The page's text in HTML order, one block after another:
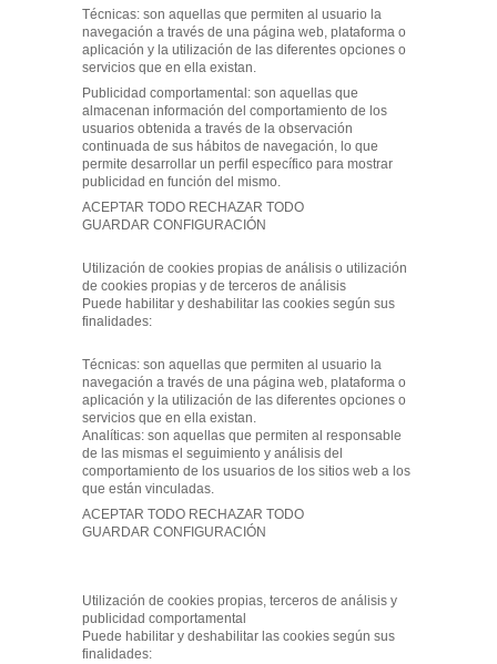
Técnicas: son aquellas que permiten al usuario la
navegación a través de una página web, plataforma o
aplicación y la utilización de las diferentes opciones o
servicios que en ella existan.
Publicidad comportamental: son aquellas que
almacenan información del comportamiento de los
usuarios obtenida a través de la observación
continuada de sus hábitos de navegación, lo que
permite desarrollar un perfil específico para mostrar
publicidad en función del mismo.
ACEPTAR TODO RECHAZAR TODO
GUARDAR CONFIGURACIÓN
Utilización de cookies propias de análisis o utilización
de cookies propias y de terceros de análisis
Puede habilitar y deshabilitar las cookies según sus
finalidades:
Técnicas: son aquellas que permiten al usuario la
navegación a través de una página web, plataforma o
aplicación y la utilización de las diferentes opciones o
servicios que en ella existan.
Analíticas: son aquellas que permiten al responsable
de las mismas el seguimiento y análisis del
comportamiento de los usuarios de los sitios web a los
que están vinculadas.
ACEPTAR TODO RECHAZAR TODO
GUARDAR CONFIGURACIÓN
Utilización de cookies propias, terceros de análisis y
publicidad comportamental
Puede habilitar y deshabilitar las cookies según sus
finalidades: